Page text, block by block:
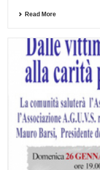
Read More